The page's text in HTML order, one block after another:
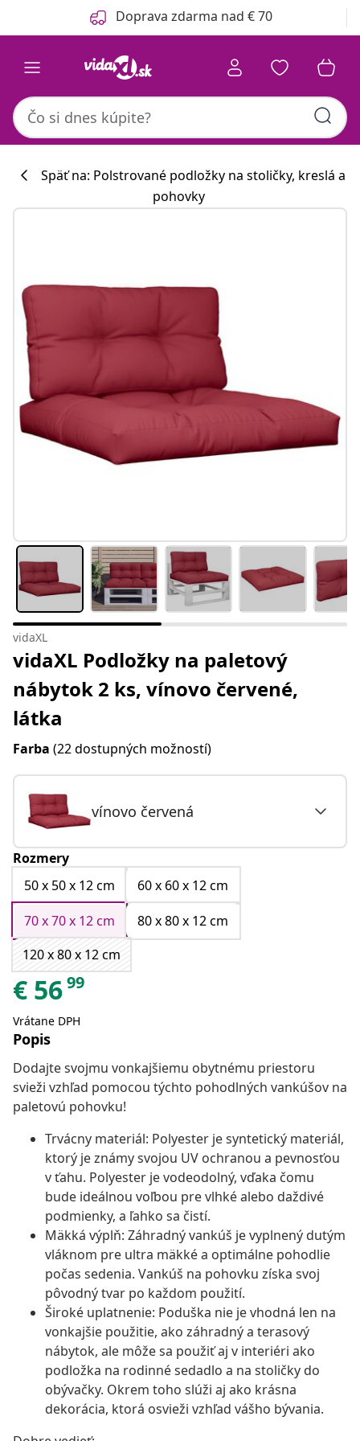
Predchádzajúce Doprava zdarma nad € 70
Späť na: Polstrované podložky na stoličky, kreslá a
pohovky
vidaXL
vidaXL Podložky na paletový
nábytok 2 ks, vínovo červené,
látka
Farba (22 dostupných možností)
vínovo červená
Rozmery
50 x 50 x 12 cm
60 x 60 x 12 cm
70 x 70 x 12 cm
80 x 80 x 12 cm
120 x 80 x 12 cm
€ 5699
Vrátane DPH
Popis
Dodajte svojmu vonkajšiemu obytnému priestoru
svieži vzhľad pomocou týchto pohodlných vankúšov na
paletovú pohovku!
Trvácny materiál: Polyester je syntetický materiál,
ktorý je známy svojou UV ochranou a pevnosťou
v ťahu. Polyester je vodeodolný, vďaka čomu
bude ideálnou voľbou pre vlhké alebo daždivé
podmienky, a ľahko sa čistí.
Mäkká výplň: Záhradný vankúš je vyplnený dutým
vláknom pre ultra mäkké a optimálne pohodlie
počas sedenia. Vankúš na pohovku získa svoj
pôvodný tvar po každom použití.
Široké uplatnenie: Poduška nie je vhodná len na
vonkajšie použitie, ako záhradný a terasový
nábytok, ale môže sa použiť aj v interiéri ako
podložka na rodinné sedadlo a na stoličky do
obývačky. Okrem toho slúži aj ako krásna
dekorácia, ktorá osvieži vzhľad vášho bývania.